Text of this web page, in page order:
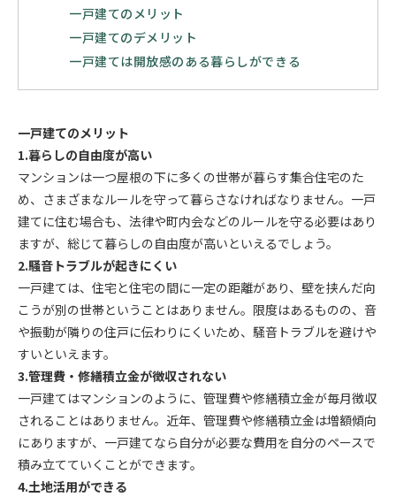
一戸建てのメリット
一戸建てのデメリット
一戸建ては開放感のある暮らしができる
一戸建てのメリット
1.暮らしの自由度が高い
マンションは一つ屋根の下に多くの世帯が暮らす集合住宅のた
め、さまざまなルールを守って暮らさなければなりません。一戸
建てに住む場合も、法律や町内会などのルールを守る必要はあり
ますが、総じて暮らしの自由度が高いといえるでしょう。
2.騒音トラブルが起きにくい
一戸建ては、住宅と住宅の間に一定の距離があり、壁を挟んだ向
こうが別の世帯ということはありません。限度はあるものの、音
や振動が隣りの住戸に伝わりにくいため、騒音トラブルを避けや
すいといえます。
3.管理費・修繕積立金が徴収されない
一戸建てはマンションのように、管理費や修繕積立金が毎月徴収
されることはありません。近年、管理費や修繕積立金は増額傾向
にありますが、一戸建てなら自分が必要な費用を自分のペースで
積み立てていくことができます。
4.土地活用ができる